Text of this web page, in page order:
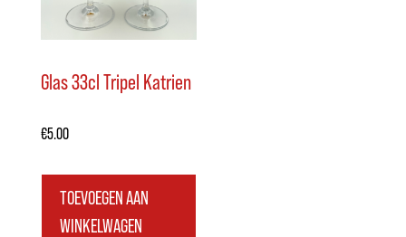
Glas 33cl Tripel Katrien
€5.00
TOEVOEGEN AAN
WINKELWAGEN